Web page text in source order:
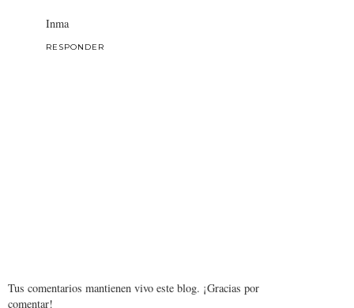
Inma
RESPONDER
Tus comentarios mantienen vivo este blog. ¡Gracias por
comentar!